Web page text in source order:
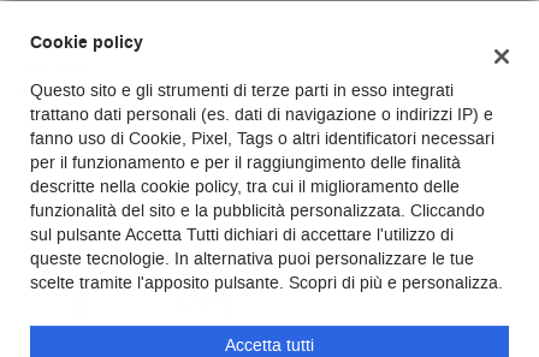
Ricci Car Srl
Via Casilina, km 136, Cassino, 03043
C.F/P.IVA:03130000601
Registro delle imprese:Cassino
Cookie policy
Questo sito e gli strumenti di terze parti in esso integrati
trattano dati personali (es. dati di navigazione o indirizzi IP) e
fanno uso di Cookie, Pixel, Tags o altri identificatori necessari
per il funzionamento e per il raggiungimento delle finalità
descritte nella cookie policy, tra cui il miglioramento delle
funzionalità del sito e la pubblicità personalizzata. Cliccando
sul pulsante Accetta Tutti dichiari di accettare l'utilizzo di
queste tecnologie. In alternativa puoi personalizzare le tue
scelte tramite l'apposito pulsante. Scopri di più e personalizza.
Accetta tutti